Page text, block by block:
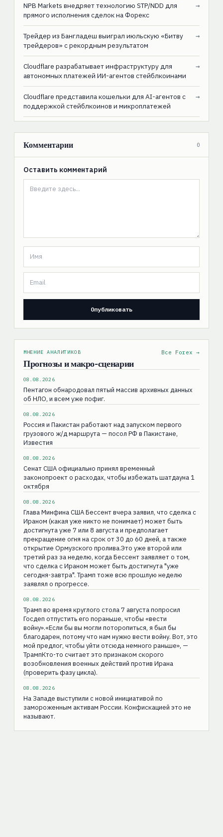
NPB Markets внедряет технологию STP/NDD для
прямого исполнения сделок на Форекс
→
Трейдер из Бангладеш выиграл июльскую «Битву
трейдеров» с рекордным результатом
→
Cloudflare разрабатывает инфраструктуру для
автономных платежей ИИ-агентов стейблкоинами
→
Cloudflare представила кошельки для AI-агентов с
поддержкой стейблкоинов и микроплатежей
→
Комментарии 0
Оставить комментарий
МНЕНИЕ АНАЛИТИКОВ
Прогнозы и макро-сценарии
Все Forex →
08.08.2026
Пентагон обнародовал пятый массив архивных данных
об НЛО, и всем уже пофиг.
08.08.2026
Россия и Пакистан работают над запуском первого
грузового ж/д маршрута — посол РФ в Пакистане,
Известия
08.08.2026
Сенат США официально принял временный
законопроект о расходах, чтобы избежать шатдауна 1
октября
08.08.2026
Глава Минфина США Бессент вчера заявил, что сделка с
Ираном (какая уже никто не понимает) может быть
достигнута уже 7 или 8 августа и предполагает
прекращение огня на срок от 30 до 60 дней, а также
открытие Ормузского пролива.Это уже второй или
третий раз за неделю, когда Бессент заявляет о том,
что сделка с Ираном может быть достигнута "уже
сегодня-завтра". Трамп тоже всю прошлую неделю
заявлял о прогрессе.
08.08.2026
Трамп во время круглого стола 7 августа попросил
Госдеп отпустить его пораньше, чтобы «вести
войну».«Если бы вы могли поторопиться, я был бы
благодарен, потому что нам нужно вести войну. Вот, это
мой предлог, чтобы уйти отсюда немного раньше», —
ТрампКто-то считает это признаком скорого
возобновления военных действий против Ирана
(проверить фазу цикла).
08.08.2026
На Западе выступили с новой инициативой по
замороженным активам России. Конфискацией это не
называют.